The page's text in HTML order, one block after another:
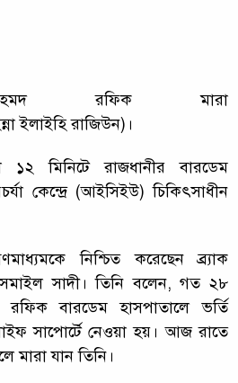
আহমদ রফিক মারা
ইলাইহি রাজিউন)।
১২ মিনিটে রাজধানীর বারডেম
কেন্দ্রে (আইসিইউ) চিকিৎসাধীন
নিশ্চিত করেছেন ব্র্যাক
ইসমাইল সাদী। তিনি বলেন, গত ২৮
বারডেম হাসপাতালে ভর্তি
সাপোর্টে নেওয়া হয়। আজ রাতে
মারা যান তিনি।